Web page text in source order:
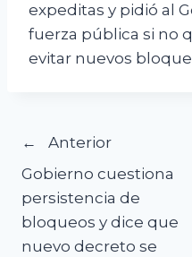
expeditas y pidió al
fuerza pública si no
evitar nuevos
Navegación
de
entradas
Anterior
Gobierno cuestiona
persistencia de
bloqueos y dice que
nuevo decreto se